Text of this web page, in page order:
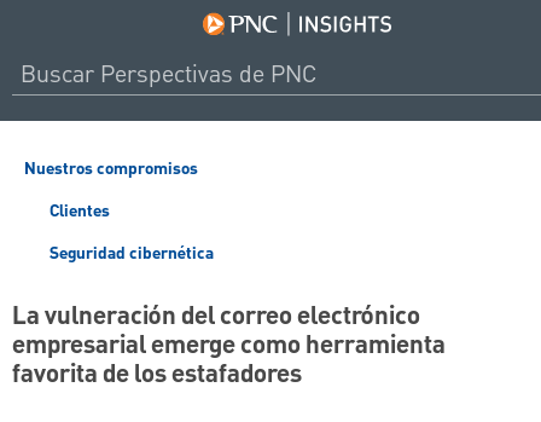
Nuestros compromisos
Clientes
Seguridad cibernética
La vulneración del correo electrónico
empresarial emerge como herramienta
favorita de los estafadores